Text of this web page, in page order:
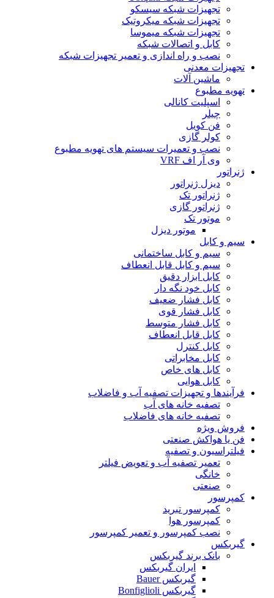
تجهیزات شبکه سیسکو
تجهیزات شبکه میکروتیک
تجهیزات شبکه میموسا
کابل و اتصالات شبکه
نصب و راه اندازی و تعمیر تجهیزات شبکه
تجهیزات معدنی
ماشین آلات
تهویه مطبوع
اسپلیت کانالی
چیلر
فن کویل
کولر گازی
نصب و تعمیرات سیستم های تهویه مطبوع
وی آر اف VRF
ژنراتور
دیزل ژنراتور
ژنراتور تک
ژنراتور گازی
موتور تک
موتور دیزل
سیم و کابل
سیم و کابل ساختمانی
سیم و کابل قابل انعطاف
کابل ابزار دقیق
کابل خود نگه دار
کابل فشار ضعیف
کابل فشار قوی
کابل فشار متوسط
کابل قابل انعطاف
کابل کنترل
کابل مخابراتی
کابل های خاص
کابل هوایی
فرآیندها و تجهیزات تصفیه آب و فاضلاب
تصفیه خانه های آب
تصفیه خانه های فاضلاب
فروش ویژه
فن یا هواکش صنعتی
فیلتراسیون و تصفیه
تعمیر تصفیه آب و تعویض فیلتر
خانگی
صنعتی
کمپرسور
کمپرسور تبرید
کمپرسور هوا
نصب کمپرسور و تعمیر کمپرسور
گیربکس
بانک برند گیربکس
ایران گیربکس
گیربکس Bauer
گیربکس Bonfiglioli